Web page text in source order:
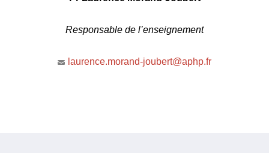
Responsable de l’enseignement
laurence.morand-joubert@aphp.fr